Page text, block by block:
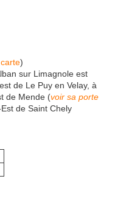
)
sur Limagnole est
de Le Puy en Velay, à
de Mende (voir sa porte
de Saint Chely